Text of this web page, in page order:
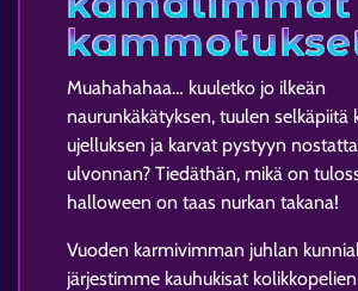
Muahahahaa… kuuletko jo ilkeän
naurunkäkätyksen, tuulen selkäpiitä
ujelluksen ja karvat pystyyn
ulvonnan? Tiedäthän, mikä on
halloween on taas nurkan takana!
Vuoden karmivimman juhlan
järjestimme kauhukisat kolikkopelien